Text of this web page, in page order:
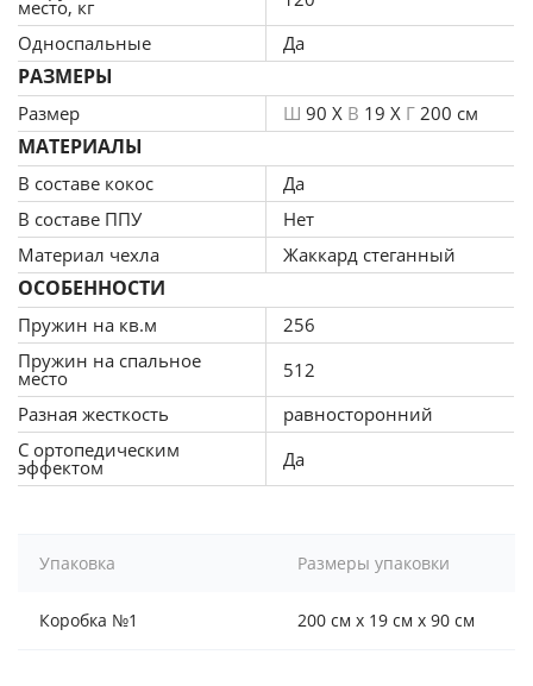
принимает необходимую форму;
поддерживает позвоночник.
Чтобы матрас из каталога нашего магазина надолго
оставался жестким и очень прочным, при
производстве были использованы листы
латексированного кокоса. Защита комфортных
слоев от преждевременного истирания
обеспечивается термоволокном, а сохранение
правильной геометрии - усилением периметра.
Причины купить матрас
Заказав модель Корсика-Лорд, покупатели получат:
безопасный отдых. Матрас изготовлен
экологичных гипоаллергенных материалов
коже;
освободиться от боли и напряжения. Кроме того,
место, кг
Односпальные
Да
РАЗМЕРЫ
Размер Ш 90 X В 19 X Г 200 см
МАТЕРИАЛЫ
В составе кокос
Да
В составе ППУ
Нет
Материал чехла
Жаккард стеганный
ОСОБЕННОСТИ
Пружин на кв.м
256
Пружин на спальное
место
512
Разная жесткость
равносторонний
С ортопедическим
эффектом Да
Упаковка Размеры упаковки
Коробка №1 200 см x 19 см x 90 см